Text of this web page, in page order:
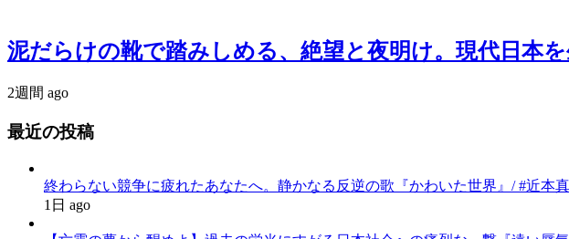
泥だらけの靴で踏みしめる、絶望と夜明け。現代日本
2週間 ago
最近の投稿
終わらない競争に疲れたあなたへ。静かなる反逆の歌『かわいた世界』/ #近本真
1日 ago